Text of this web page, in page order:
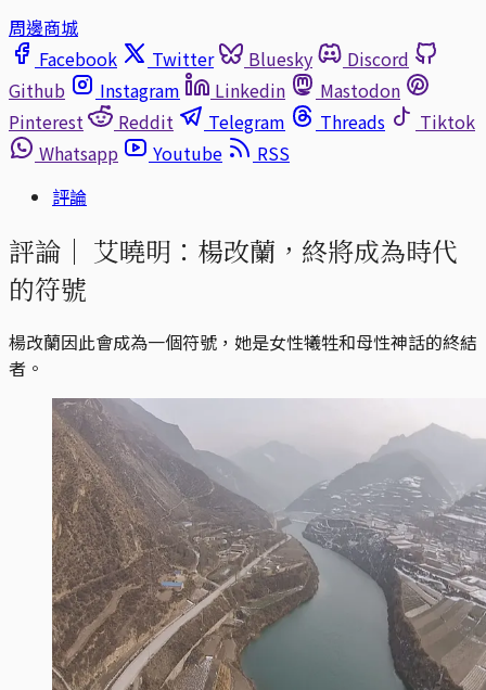
周邊商城
Facebook
Twitter Bluesky
Discord
Github
Instagram Linkedin
Mastodon
Pinterest
Reddit Telegram Threads
Tiktok
Whatsapp
Youtube
RSS
評論
評論｜ 艾曉明：楊改蘭，終將成為時代
的符號
楊改蘭因此會成為一個符號，她是女性犧牲和母性神話的終結
者。